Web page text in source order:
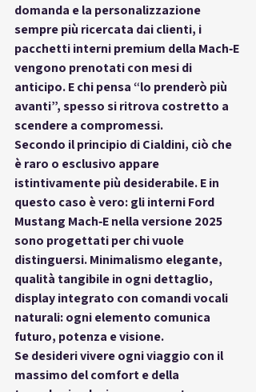
domanda e la personalizzazione
sempre più ricercata dai clienti, i
pacchetti interni premium della Mach‑E
vengono prenotati con mesi di
anticipo. E chi pensa “lo prenderò più
avanti”, spesso si ritrova costretto a
scendere a compromessi.
Secondo il principio di Cialdini, ciò che
è raro o esclusivo appare
istintivamente più desiderabile. E in
questo caso è vero: gli interni Ford
Mustang Mach‑E nella versione 2025
sono progettati per chi vuole
distinguersi. Minimalismo elegante,
qualità tangibile in ogni dettaglio,
display integrato con comandi vocali
naturali: ogni elemento comunica
futuro, potenza e visione.
Se desideri vivere ogni viaggio con il
massimo del comfort e della